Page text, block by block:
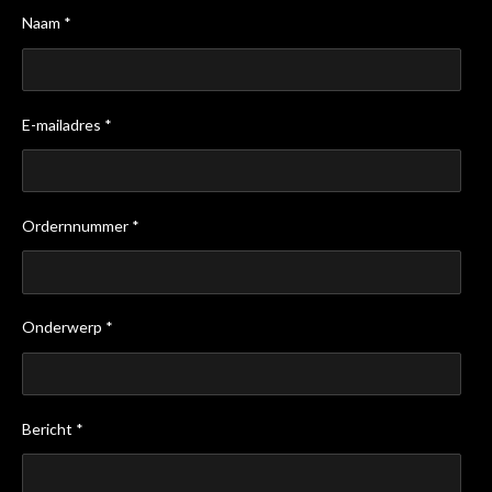
Naam *
E-mailadres *
Ordernnummer *
Onderwerp *
Bericht *